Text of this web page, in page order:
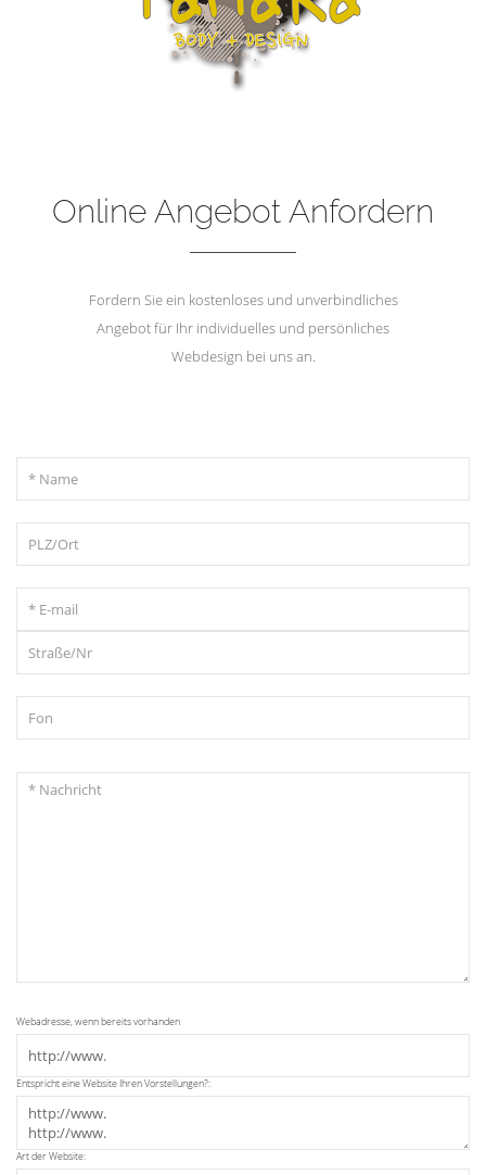
Online Angebot Anfordern
Fordern Sie ein kostenloses und unverbindliches
Angebot für Ihr individuelles und persönliches
Webdesign bei uns an.
Webadresse, wenn bereits vorhanden
Entspricht eine Website Ihren Vorstellungen?:
Art der Website: